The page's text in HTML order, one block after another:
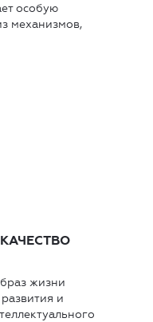
особую
механизмов,
жизни
и